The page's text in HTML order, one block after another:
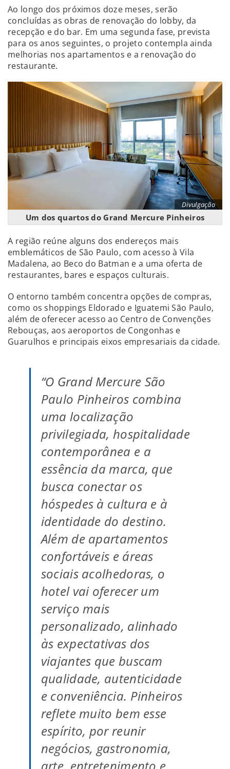
Ao longo dos próximos doze meses, serão
concluídas as obras de renovação do lobby, da
recepção e do bar. Em uma segunda fase, prevista
para os anos seguintes, o projeto contempla ainda
melhorias nos apartamentos e a renovação do
restaurante.
Divulgação
Um dos quartos do Grand Mercure Pinheiros
A região reúne alguns dos endereços mais
emblemáticos de São Paulo, com acesso à Vila
Madalena, ao Beco do Batman e a uma oferta de
restaurantes, bares e espaços culturais.
O entorno também concentra opções de compras,
como os shoppings Eldorado e Iguatemi São Paulo,
além de oferecer acesso ao Centro de Convenções
Rebouças, aos aeroportos de Congonhas e
Guarulhos e principais eixos empresariais da cidade.
“O Grand Mercure São
Paulo Pinheiros combina
uma localização
privilegiada, hospitalidade
contemporânea e a
essência da marca, que
busca conectar os
hóspedes à cultura e à
identidade do destino.
Além de apartamentos
confortáveis e áreas
sociais acolhedoras, o
hotel vai oferecer um
serviço mais
personalizado, alinhado
às expectativas dos
viajantes que buscam
qualidade, autenticidade
e conveniência. Pinheiros
reflete muito bem esse
espírito, por reunir
negócios, gastronomia,